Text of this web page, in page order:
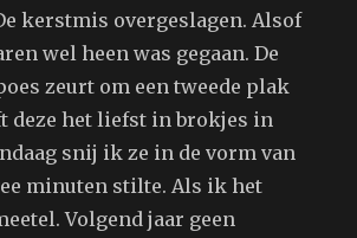
kerstmis overgeslagen. Alsof
wel heen was gegaan. De
zeurt om een tweede plak
deze het liefst in brokjes in
snij ik ze in de vorm van
minuten stilte. Als ik het
Volgend jaar geen